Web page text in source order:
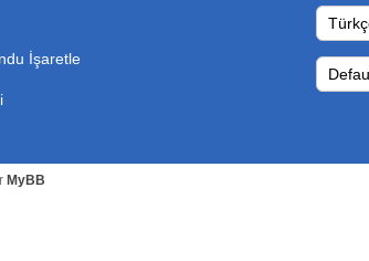
İşaretle
MyBB